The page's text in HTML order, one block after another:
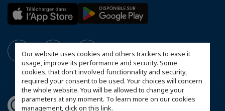
Our website uses cookies and others trackers to ease it
usage, improve its performance and security. Some
cookies, that don't involved functionnality and security,
required your consent to be used. Your choices will concern
the whole website. You will be allowed to change your
parameters at any moment. To learn more on our cookies
management,click on this link.